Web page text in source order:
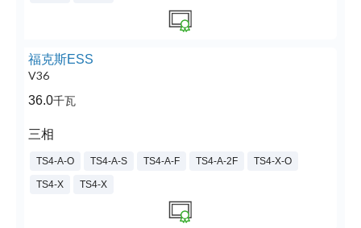
福克斯ESS
V36
36.0千瓦
三相
TS4-A-O TS4-A-S TS4-A-F TS4-A-2F TS4-X-O
TS4-X TS4-X